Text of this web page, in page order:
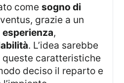
comesogno di
grazie a un
esperienza,
. L’idea sarebbe
caratteristiche
deciso il reparto e